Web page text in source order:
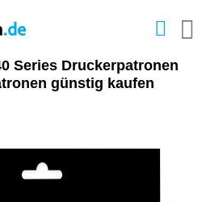
Series Druckerpatronen
günstig kaufen